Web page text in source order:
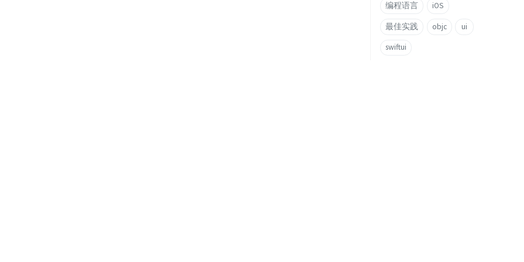
编程语言 iOS
最佳实践 objc ui
swiftui